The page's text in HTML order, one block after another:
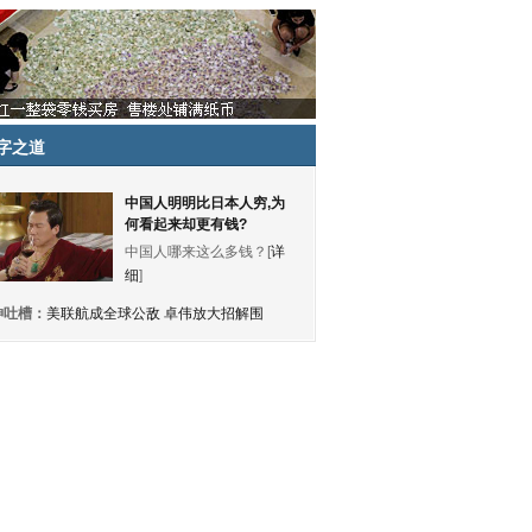
之道
中国人明明比日本人穷,为
何看起来却更有钱?
中国人哪来这么多钱？[详
细]
槽： 美联航成全球公敌 卓伟放大招解围